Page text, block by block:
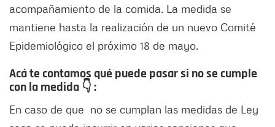
acompañamiento de la comida. La medida se
mantiene hasta la realización de un nuevo Comité
Epidemiológico el próximo 18 de mayo.
Acá te contamos qué puede pasar si no se cumple
con la medida 👇 :
En caso de que no se cumplan las medidas de Ley